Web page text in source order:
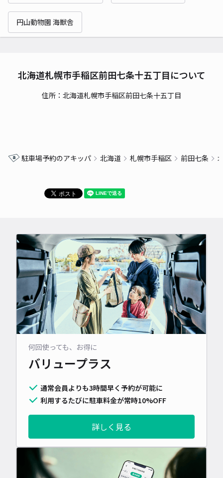
円山動物園 海獣舎
北海道札幌市手稲区前田七条十五丁目について
住所：北海道札幌市手稲区前田七条十五丁目
駐車場予約のアキッパ 北海道 札幌市手稲区 前田七条
何回使っても、お得に
バリュープラス
通常会員よりも3時間早く予約が可能に
利用するたびに駐車料金が常時10%OFF
詳しく見る